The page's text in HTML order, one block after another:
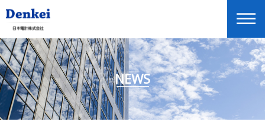
ニュースリリース
企業情報
NEWS